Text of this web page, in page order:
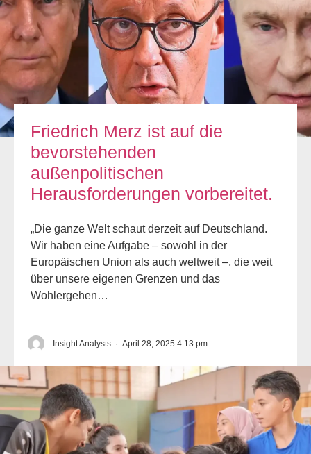
Friedrich Merz ist auf die
bevorstehenden
außenpolitischen
Herausforderungen vorbereitet.
„Die ganze Welt schaut derzeit auf Deutschland.
Wir haben eine Aufgabe – sowohl in der
Europäischen Union als auch weltweit –, die weit
über unsere eigenen Grenzen und das
Wohlergehen…
Insight Analysts · April 28, 2025 4:13 pm